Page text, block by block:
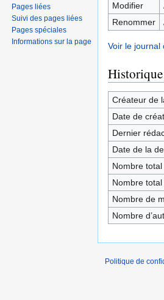
Modifier
Renommer
Voir le journal
Créateur de
Date de
Dernier
Date de la
Nombre
Nombre total
Nombre de
Nombre
Pages liées
Suivi des pages liées
Pages spéciales
Informations sur la page
Politique de